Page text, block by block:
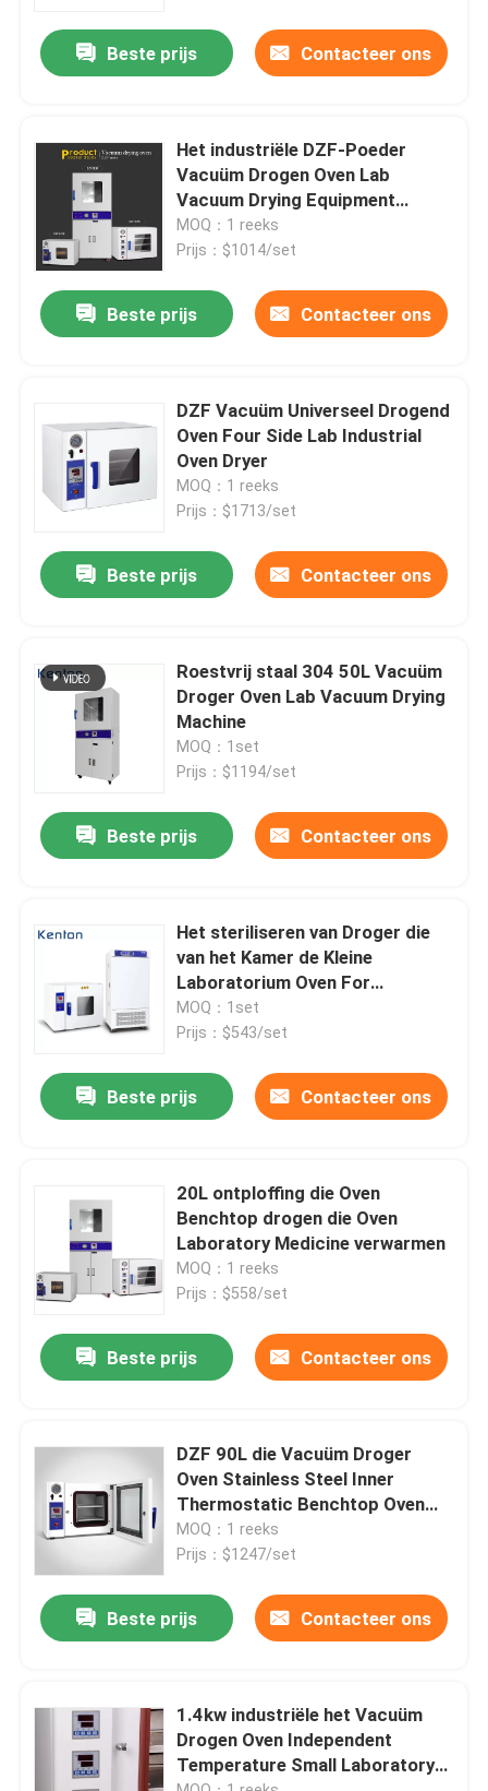
Producten
Over ons
Fabrieksreis
Contacteer ons
nieuws
Alle Gevallen
Laboratorium Drogere Oven
Industriële droogoven
Beste prijs Contacteer ons
Het industriële DZF-Poeder
Vacuüm Drogen Oven Lab
Vacuum Drying Equipment
500MM
MOQ：1 reeks
Prijs：$1014/set
Beste prijs Contacteer ons
DZF Vacuüm Universeel Drogend
Oven Four Side Lab Industrial
Oven Dryer
MOQ：1 reeks
Prijs：$1713/set
Beste prijs Contacteer ons
Roestvrij staal 304 50L Vacuüm
Droger Oven Lab Vacuum Drying
Machine
MOQ：1set
Prijs：$1194/set
Beste prijs Contacteer ons
Het steriliseren van Droger die
van het Kamer de Kleine
Laboratorium Oven For
110/220V drogen
MOQ：1set
Prijs：$543/set
Beste prijs Contacteer ons
20L ontploffing die Oven
Benchtop drogen die Oven
Laboratory Medicine verwarmen
MOQ：1 reeks
Prijs：$558/set
Beste prijs Contacteer ons
DZF 90L die Vacuüm Droger
Oven Stainless Steel Inner
Thermostatic Benchtop Oven
genezen
MOQ：1 reeks
Prijs：$1247/set
Beste prijs Contacteer ons
1.4kw industriële het Vacuüm
Drogen Oven Independent
Temperature Small Laboratory